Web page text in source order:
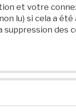
et votre
lu) si cela a été
suppression des